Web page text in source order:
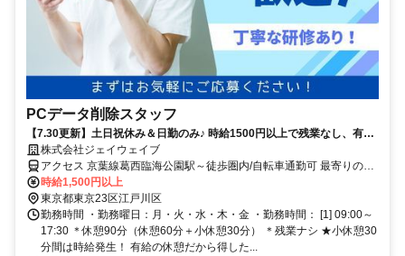
PCデータ削除スタッフ
【7.30更新】土日祝休み＆日勤のみ♪ 時給1500円以上で残業なし、有給
の小休憩もある続けやすいお仕事です◎
株式会社ジェイウェイブ
アクセス 京葉線葛西臨海公園駅～徒歩圏内/自転車通勤可 最寄りのバ
ス停～も徒歩3分
時給1,500円以上
東京都東京23区江戸川区
勤務時間 ・勤務曜日：月・火・水・木・金 ・勤務時間： [1] 09:00～
17:30 ＊休憩90分（休憩60分＋小休憩30分） ＊残業ナシ ★小休憩30
分間は時給発生！ 有給の休憩だから得した...